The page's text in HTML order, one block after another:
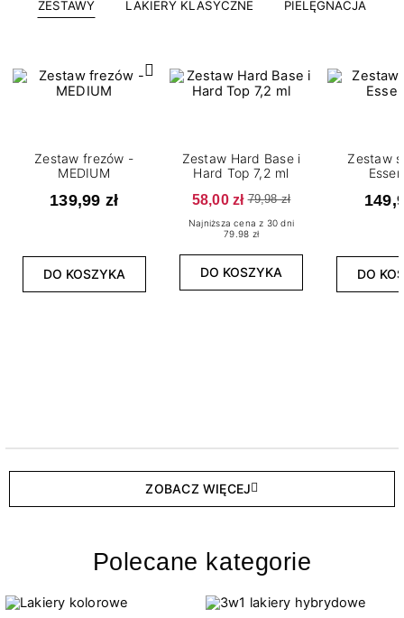
ZESTAWY LAKIERY KLASYCZNE PIELĘGNACJA
Zestaw frezów -
MEDIUM
139,99 zł
DO KOSZYKA
Zestaw Hard Base i
Hard Top 7,2 ml
58,00 zł 79,98 zł
Najniższa cena z 30 dni
79.98 zł
DO KOSZYKA
Zestaw
DO
ZOBACZ WIĘCEJ
Polecane kategorie